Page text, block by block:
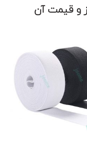
و قیمت آن